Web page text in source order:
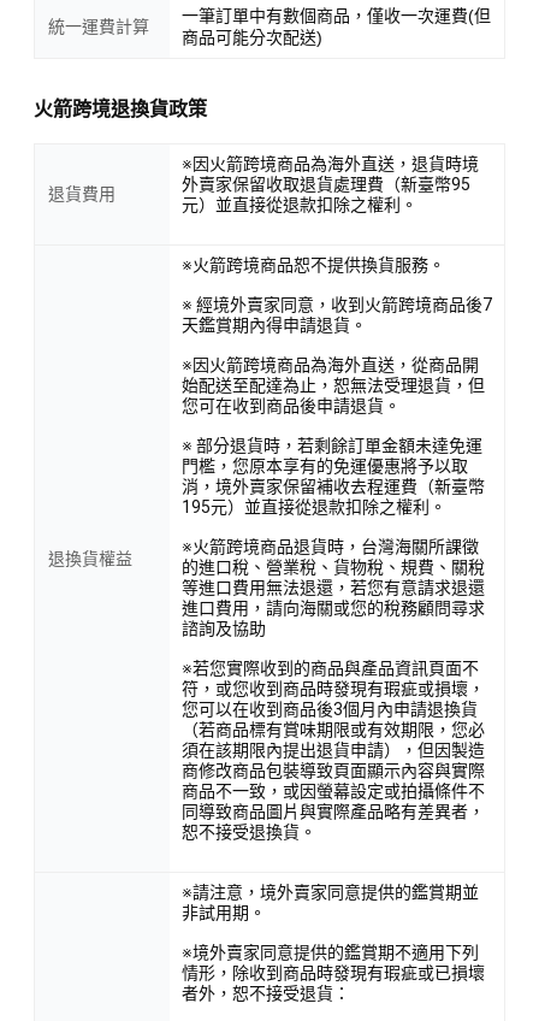
統一運費計算
一筆訂單中有數個商品，僅收一次運費(但
商品可能分次配送)
火箭跨境退換貨政策
退貨費用
※因火箭跨境商品為海外直送，退貨時境
外賣家保留收取退貨處理費（新臺幣95
元）並直接從退款扣除之權利。
退換貨權益
※火箭跨境商品恕不提供換貨服務。
※ 經境外賣家同意，收到火箭跨境商品後7
天鑑賞期內得申請退貨。
※因火箭跨境商品為海外直送，從商品開
始配送至配達為止，恕無法受理退貨，但
您可在收到商品後申請退貨。
※ 部分退貨時，若剩餘訂單金額未達免運
門檻，您原本享有的免運優惠將予以取
消，境外賣家保留補收去程運費（新臺幣
195元）並直接從退款扣除之權利。
※火箭跨境商品退貨時，台灣海關所課徵
的進口稅、營業稅、貨物稅、規費、關稅
等進口費用無法退還，若您有意請求退還
進口費用，請向海關或您的稅務顧問尋求
諮詢及協助
※若您實際收到的商品與產品資訊頁面不
符，或您收到商品時發現有瑕疵或損壞，
您可以在收到商品後3個月內申請退換貨
（若商品標有賞味期限或有效期限，您必
須在該期限內提出退貨申請），但因製造
商修改商品包裝導致頁面顯示內容與實際
商品不一致，或因螢幕設定或拍攝條件不
同導致商品圖片與實際產品略有差異者，
恕不接受退換貨。
※請注意，境外賣家同意提供的鑑賞期並
非試用期。
※境外賣家同意提供的鑑賞期不適用下列
情形，除收到商品時發現有瑕疵或已損壞
者外，恕不接受退貨：